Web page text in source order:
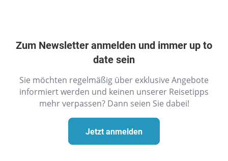
Zum Newsletter anmelden und immer up to
date sein
Sie möchten regelmäßig über exklusive Angebote
informiert werden und keinen unserer Reisetipps
mehr verpassen? Dann seien Sie dabei!
Jetzt anmelden